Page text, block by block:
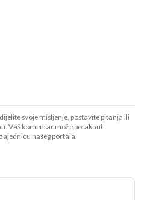
svoje mišljenje, postavite pitanja ili
Vaš komentar može potaknuti
našeg portala.